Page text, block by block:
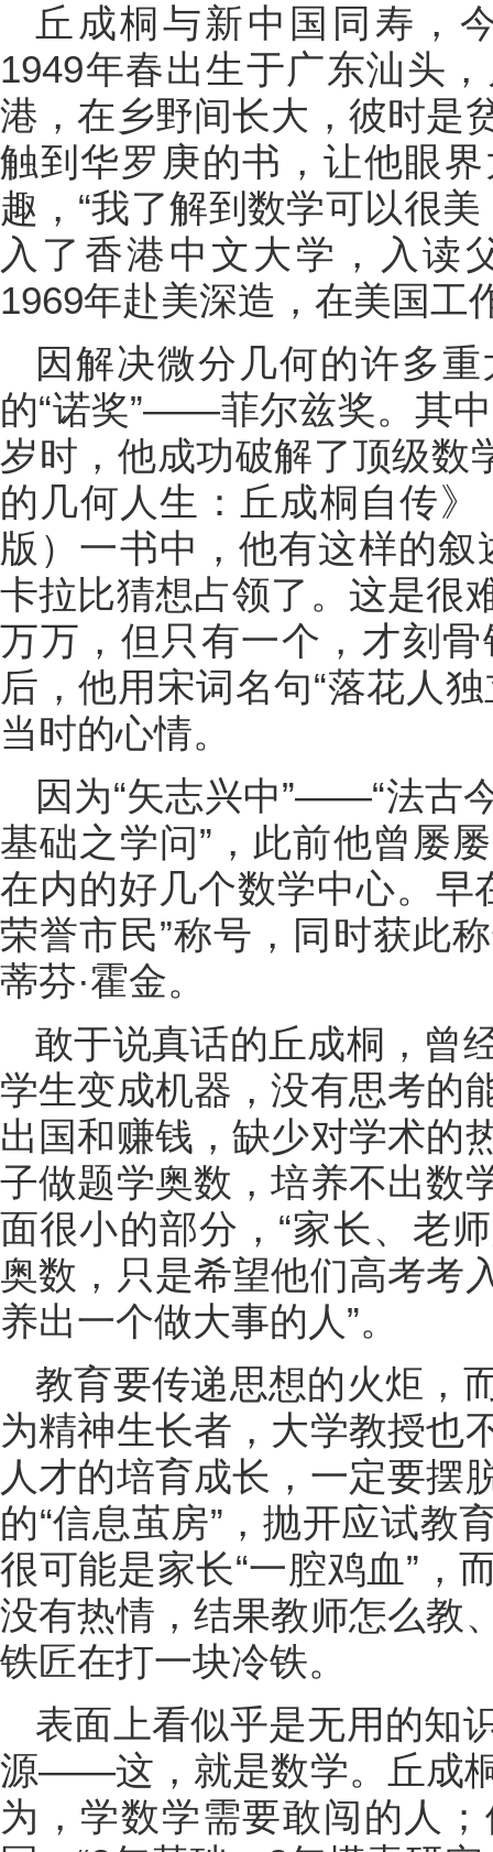
丘成桐与新中国同寿，
1949年春出生于广东汕头
港，在乡野间长大，彼时是
触到华罗庚的书，让他眼
趣，“我了解到数学可以很
入了香港中文大学，入读
1969年赴美深造，在美国工
因解决微分几何的许多
的“诺奖”——菲尔兹奖。其
岁时，他成功破解了顶级数
的几何人生：丘成桐自传
版）一书中，他有这样的
卡拉比猜想占领了。这是很
万万，但只有一个，才刻骨
后，他用宋词名句“落花人
当时的心情。
因为“矢志兴中”——“法古
基础之学问”，此前他曾屡
在内的好几个数学中心。早
荣誉市民”称号，同时获此
蒂芬·霍金。
敢于说真话的丘成桐，曾
学生变成机器，没有思考的
出国和赚钱，缺少对学术的
子做题学奥数，培养不出数
面很小的部分，“家长、老
奥数，只是希望他们高考考
养出一个做大事的人”。
教育要传递思想的火炬，
为精神生长者，大学教授也
人才的培育成长，一定要摆
的“信息茧房”，抛开应试教
很可能是家长“一腔鸡血”，
没有热情，结果教师怎么教
铁匠在打一块冷铁。
表面上看似乎是无用的知
源——这，就是数学。丘成
为，学数学需要敢闯的人